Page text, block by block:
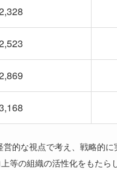
的な視点で考え、戦略的
等の組織の活性化をもたら